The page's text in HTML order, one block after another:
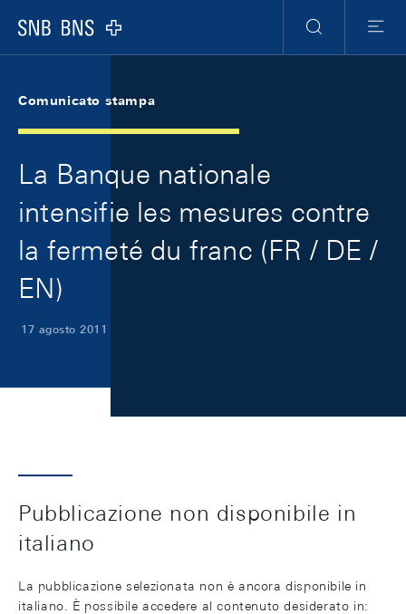
Logo
Ricerca
Menu
Comunicato stampa
La Banque nationale
intensifie les mesures contre
la fermeté du franc (FR / DE /
EN)
17 agosto 2011
Pubblicazione non disponibile in
italiano
La pubblicazione selezionata non è ancora disponibile in
italiano. È possibile accedere al contenuto desiderato in: